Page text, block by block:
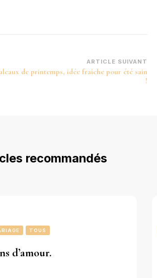
ARTICLE SUIVANT
de printemps, idée fraîche pour été sain
!
recommandés
TOUS
d’amour.